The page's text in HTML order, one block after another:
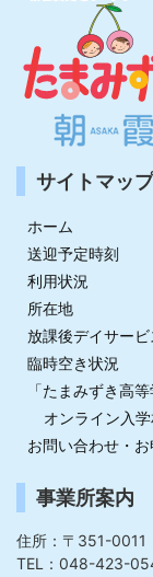
サイトマップ
ホーム
送迎予定時刻
利用状況
所在地
放課後デイサービ
臨時空き状況
「たまみずき高
オンライン入
お問い合わせ・
事業所案内
住所：〒351-
TEL：048-423-